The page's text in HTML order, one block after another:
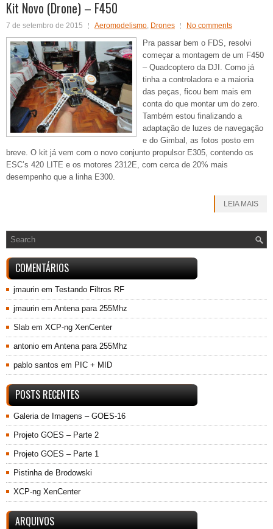
Kit Novo (Drone) – F450
7 de setembro de 2015 Aeromodelismo, Drones No comments
Pra passar bem o FDS, resolvi
começar a montagem de um F450
– Quadcoptero da DJI. Como já
tinha a controladora e a maioria
das peças, ficou bem mais em
conta do que montar um do zero.
Também estou finalizando a
adaptação de luzes de navegação
e do Gimbal, as fotos posto em
breve. O kit já vem com o novo conjunto propulsor E305, contendo os
ESC’s 420 LITE e os motores 2312E, com cerca de 20% mais
desempenho que a linha E300.
LEIA MAIS
COMENTÁRIOS
jmaurin em Testando Filtros RF
jmaurin em Antena para 255Mhz
Slab em XCP-ng XenCenter
antonio em Antena para 255Mhz
pablo santos em PIC + MID
POSTS RECENTES
Galeria de Imagens – GOES-16
Projeto GOES – Parte 2
Projeto GOES – Parte 1
Pistinha de Brodowski
XCP-ng XenCenter
ARQUIVOS